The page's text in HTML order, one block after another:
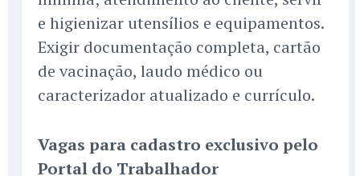
e higienizar utensílios e equipamentos.
Exigir documentação completa, cartão
de vacinação, laudo médico ou
caracterizador atualizado e currículo.
Vagas para cadastro exclusivo pelo
Portal do Trabalhador